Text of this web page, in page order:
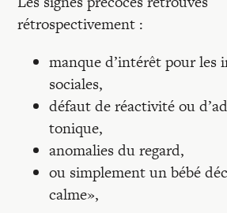
rétrospectivement :
manque d’intérêt pour les
sociales,
défaut de réactivité ou
tonique,
anomalies du regard,
ou simplement un bébé
calme»,